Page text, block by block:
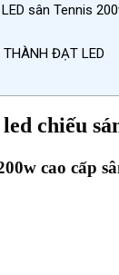
sân Tennis
ĐẠT LED
chiếu
cao cấp